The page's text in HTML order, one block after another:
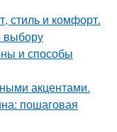
стиль и комфорт.
выбору
и способы
акцентами.
пошаговая